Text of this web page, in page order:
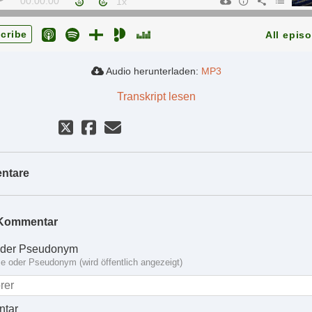
All
Audio herunterladen: MP3
Transkript lesen
Pseudonym
oder Pseudonym (wird öffentlich angezeigt)